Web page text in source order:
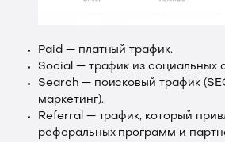
Paid — платный трафик.
Social — трафик из социальных
Search — поисковый трафик
маркетинг).
Referral — трафик, который
реферальных программ и